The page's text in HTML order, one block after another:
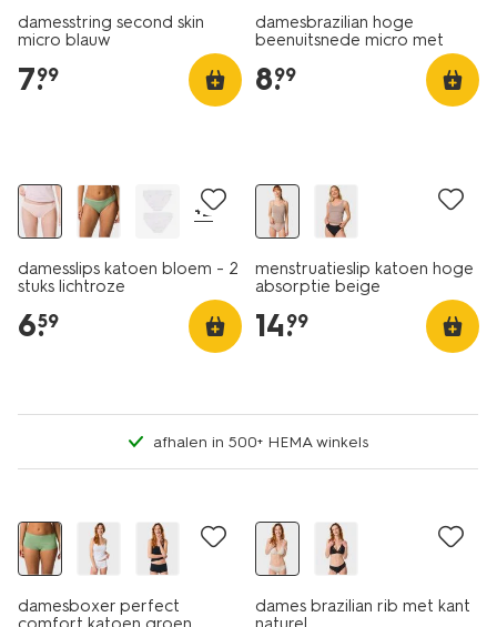
damesstring second skin
micro blauw
7.
99
damesbrazilian hoge
beenuitsnede micro met
8.
99
+2
damesslips katoen bloem - 2
stuks lichtroze
6.
59
menstruatieslip katoen hoge
absorptie beige
14.
99
afhalen in 500+ HEMA winkels
damesboxer perfect
dames brazilian rib met kant